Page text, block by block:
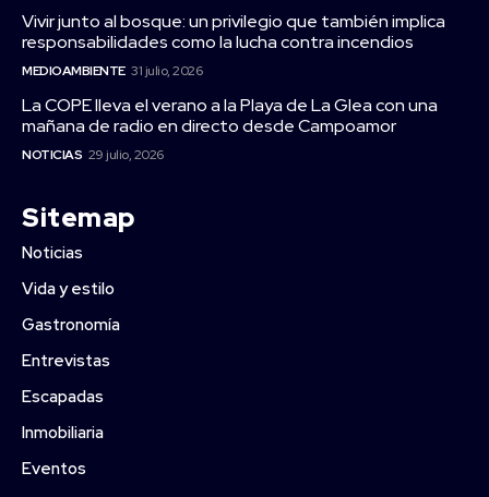
Vivir junto al bosque: un privilegio que también implica
responsabilidades como la lucha contra incendios
MEDIOAMBIENTE 31 julio, 2026
La COPE lleva el verano a la Playa de La Glea con una
mañana de radio en directo desde Campoamor
NOTICIAS 29 julio, 2026
Sitemap
Noticias
Vida y estilo
Gastronomía
Entrevistas
Escapadas
Inmobiliaria
Eventos